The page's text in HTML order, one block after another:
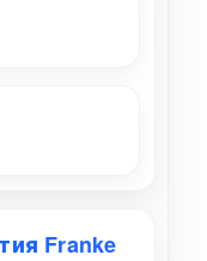
Franke